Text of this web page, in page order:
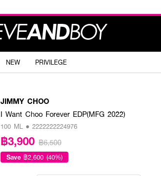
NEW PRIVILEGE
JIMMY CHOO
I Want Choo Forever EDP(MFG 2022)
100 ML • 2222222224976
฿3,900 ฿6,500
Save ฿2,600 (40%)